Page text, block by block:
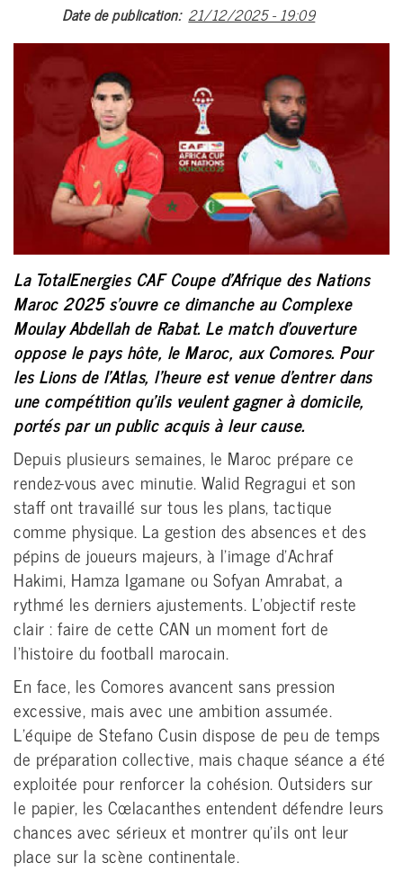
Date de publication 21/12/2025 - 19:09
La TotalEnergies CAF Coupe d’Afrique des Nations
Maroc 2025 s’ouvre ce dimanche au Complexe
Moulay Abdellah de Rabat. Le match d’ouverture
oppose le pays hôte, le Maroc, aux Comores. Pour
les Lions de l’Atlas, l’heure est venue d’entrer dans
une compétition qu’ils veulent gagner à domicile,
portés par un public acquis à leur cause.
Depuis plusieurs semaines, le Maroc prépare ce
rendez-vous avec minutie. Walid Regragui et son
staff ont travaillé sur tous les plans, tactique
comme physique. La gestion des absences et des
pépins de joueurs majeurs, à l’image d’Achraf
Hakimi, Hamza Igamane ou Sofyan Amrabat, a
rythmé les derniers ajustements. L’objectif reste
clair : faire de cette CAN un moment fort de
l’histoire du football marocain.
En face, les Comores avancent sans pression
excessive, mais avec une ambition assumée.
L’équipe de Stefano Cusin dispose de peu de temps
de préparation collective, mais chaque séance a été
exploitée pour renforcer la cohésion. Outsiders sur
le papier, les Cœlacanthes entendent défendre leurs
chances avec sérieux et montrer qu’ils ont leur
place sur la scène continentale.